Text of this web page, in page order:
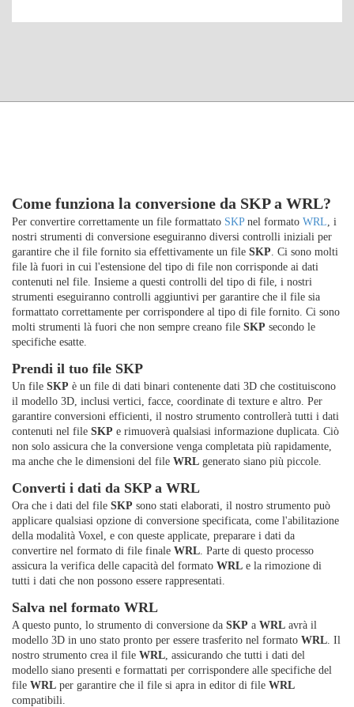
Come funziona la conversione da SKP a WRL?
Per convertire correttamente un file formattato SKPnel formato WRL, i
nostri strumenti di conversione eseguiranno diversi controlli iniziali per
garantire che il file fornito sia effettivamente un file SKP. Ci sono molti
file là fuori in cui l'estensione del tipo di file non corrisponde ai dati
contenuti nel file. Insieme a questi controlli del tipo di file, i nostri
strumenti eseguiranno controlli aggiuntivi per garantire che il file sia
formattato correttamente per corrispondere al tipo di file fornito. Ci sono
molti strumenti là fuori che non sempre creano file SKP secondo le
specifiche esatte.
Prendi il tuo file SKP
Un file SKP è un file di dati binari contenente dati 3D che costituiscono
il modello 3D, inclusi vertici, facce, coordinate di texture e altro. Per
garantire conversioni efficienti, il nostro strumento controllerà tutti i dati
contenuti nel file SKP e rimuoverà qualsiasi informazione duplicata. Ciò
non solo assicura che la conversione venga completata più rapidamente,
ma anche che le dimensioni del file WRL generato siano più piccole.
Converti i dati da SKP a WRL
Ora che i dati del file SKP sono stati elaborati, il nostro strumento può
applicare qualsiasi opzione di conversione specificata, come l'abilitazione
della modalità Voxel, e con queste applicate, preparare i dati da
convertire nel formato di file finale WRL. Parte di questo processo
assicura la verifica delle capacità del formato WRL e la rimozione di
tutti i dati che non possono essere rappresentati.
Salva nel formato WRL
A questo punto, lo strumento di conversione da SKP a WRL avrà il
modello 3D in uno stato pronto per essere trasferito nel formato WRL. Il
nostro strumento crea il file WRL, assicurando che tutti i dati del
modello siano presenti e formattati per corrispondere alle specifiche del
file WRL per garantire che il file si apra in editor di file WRL
compatibili.